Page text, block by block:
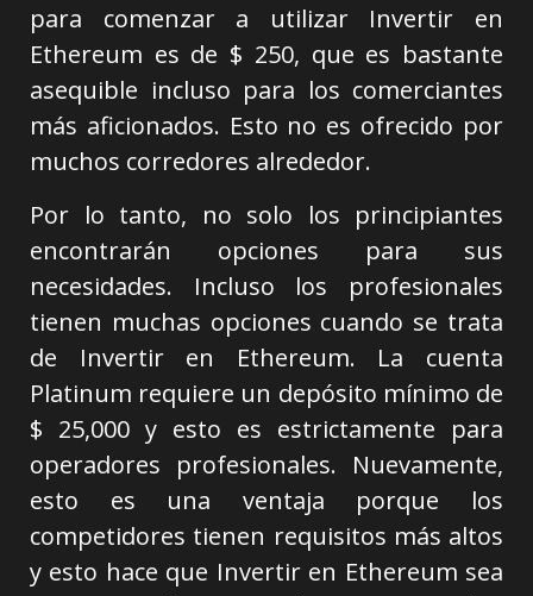
para comenzar a utilizar Invertir en
Ethereum es de $ 250, que es bastante
asequible incluso para los comerciantes
más aficionados. Esto no es ofrecido por
muchos corredores alrededor.
Por lo tanto, no solo los principiantes
encontrarán opciones para sus
necesidades. Incluso los profesionales
tienen muchas opciones cuando se trata
de Invertir en Ethereum. La cuenta
Platinum requiere un depósito mínimo de
$ 25,000 y esto es estrictamente para
operadores profesionales. Nuevamente,
esto es una ventaja porque los
competidores tienen requisitos más altos
y esto hace que Invertir en Ethereum sea